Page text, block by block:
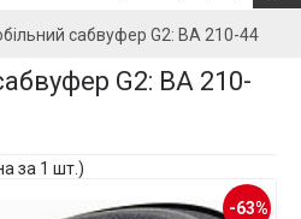
сабвуфер G2: BA 210-44
G2: BA 210-
за 1 шт.)
-63%